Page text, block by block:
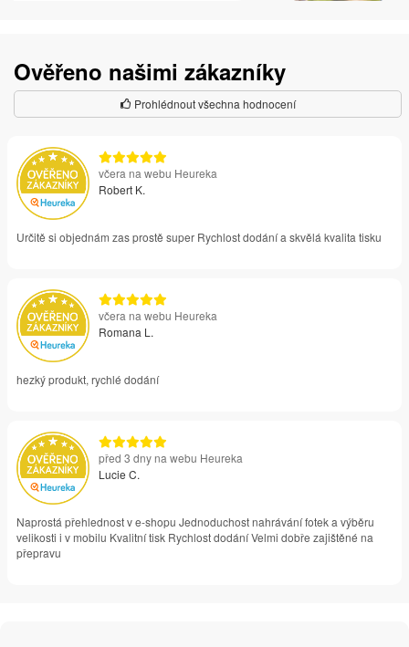
Ověřeno našimi zákazníky
Prohlédnout všechna hodnocení
včera na webu Heureka
Robert K.
Určitě si objednám zas prostě super Rychlost dodání a skvělá kvalita tisku
včera na webu Heureka
Romana L.
hezký produkt, rychlé dodání
před 3 dny na webu Heureka
Lucie C.
Naprostá přehlednost v e-shopu Jednoduchost nahrávání fotek a výběru
velikosti i v mobilu Kvalitní tisk Rychlost dodání Velmi dobře zajištěné na
přepravu